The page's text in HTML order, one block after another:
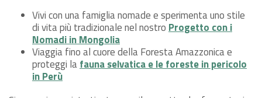
Vivi con una famiglia nomade e sperimenta uno stile
di vita più tradizionale nel nostroProgetto con i
Nomadi in Mongolia
Viaggia fino al cuore della Foresta Amazzonica e
proteggi lafauna selvatica e le foreste in pericolo
in Perù